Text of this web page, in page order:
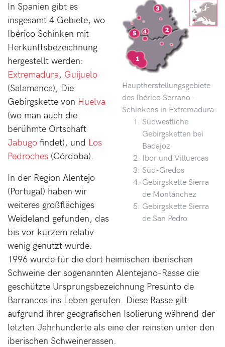
Hauptherstellungsgebiete
des Ibérico Serrano-
Schinkens in Extremadura:
Südwestliche
Gebirgsketten bei
Badajoz
Ibor und Villuercas
Süd-Gredos
Gebirgskette Sierra
de Montánchez
Gebirgskette Sierra
de San Pedro
In Spanien gibt es
insgesamt 4 Gebiete, wo
Ibérico Schinken mit
Herkunftsbezeichnung
hergestellt werden:
Extremadura, Guijuelo
(Salamanca), Die
Gebirgskette von Huelva
(wo man auch die
berühmte Ortschaft
Jabugo findet), und Los
Pedroches (Córdoba).
In der Region Alentejo
(Portugal) haben wir
weiteres großflächiges
Weideland gefunden, das
bis vor kurzem relativ
wenig genutzt wurde.
1996 wurde für die dort heimischen iberischen
Schweine der sogenannten Alentejano-Rasse die
geschützte Ursprungsbezeichnung Presunto de
Barrancos ins Leben gerufen. Diese Rasse gilt
aufgrund ihrer geografischen Isolierung während der
letzten Jahrhunderte als eine der reinsten unter den
iberischen Schweinerassen.